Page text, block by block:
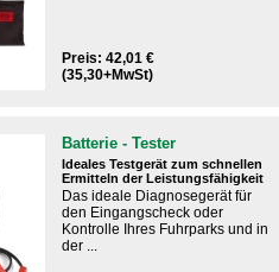
Preis: 42,01 €
(35,30+MwSt)
Batterie - Tester
Ideales Testgerät zum schnellen
Ermitteln der Leistungsfähigkeit
Das ideale Diagnosegerät für
den Eingangscheck oder
Kontrolle Ihres Fuhrparks und in
der ...